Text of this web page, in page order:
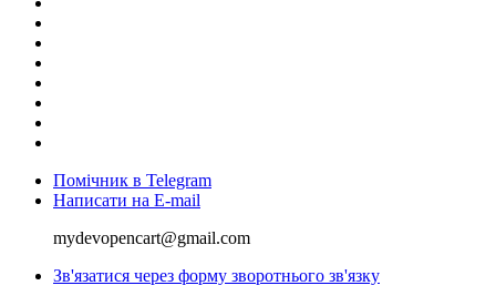
Помічник в Telegram
Написати на E-mail
mydevopencart@gmail.com
Зв'язатися через форму зворотнього зв'язку